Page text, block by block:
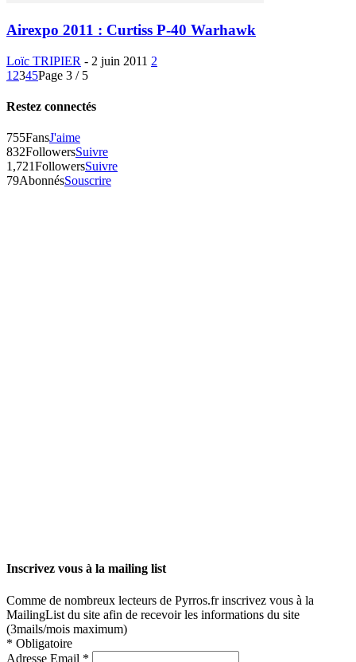
Airexpo 2011 : Curtiss P-40 Warhawk
Loïc TRIPIER - 2 juin 2011 2
1 2345Page 3 / 5
Restez connectés
755FansJ'aime
832FollowersSuivre
1,721FollowersSuivre
79AbonnésSouscrire
Inscrivez vous à la mailing list
Comme de nombreux lecteurs de Pyrros.fr inscrivez vous à la
MailingList du site afin de recevoir les informations du site
(3mails/mois maximum)
* Obligatoire
Adresse Email *